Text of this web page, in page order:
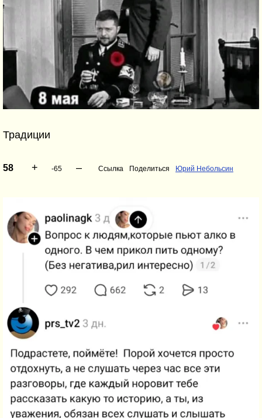
Традиции
58 + -65 – Ссылка Поделиться Юрий Небольсин